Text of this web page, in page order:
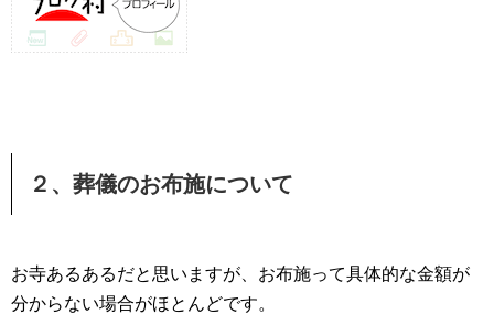
２、葬儀のお布施について
お寺あるあるだと思いますが、お布施って具体的な金額が
分からない場合がほとんどです。